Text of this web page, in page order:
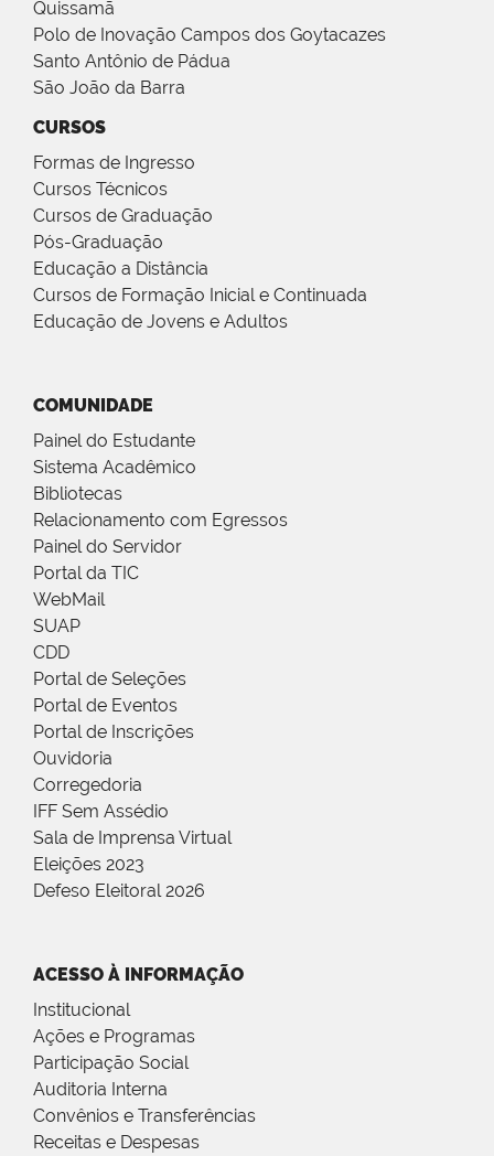
Quissamã
Polo de Inovação Campos dos Goytacazes
Santo Antônio de Pádua
São João da Barra
CURSOS
Formas de Ingresso
Cursos Técnicos
Cursos de Graduação
Pós-Graduação
Educação a Distância
Cursos de Formação Inicial e Continuada
Educação de Jovens e Adultos
COMUNIDADE
Painel do Estudante
Sistema Acadêmico
Bibliotecas
Relacionamento com Egressos
Painel do Servidor
Portal da TIC
WebMail
SUAP
CDD
Portal de Seleções
Portal de Eventos
Portal de Inscrições
Ouvidoria
Corregedoria
IFF Sem Assédio
Sala de Imprensa Virtual
Eleições 2023
Defeso Eleitoral 2026
ACESSO À INFORMAÇÃO
Institucional
Ações e Programas
Participação Social
Auditoria Interna
Convênios e Transferências
Receitas e Despesas